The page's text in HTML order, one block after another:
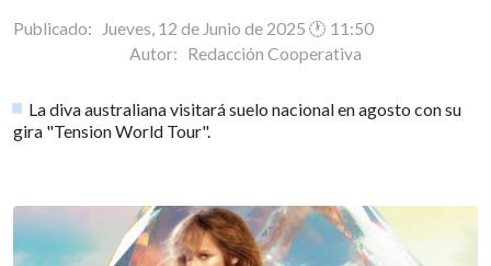
Publicado: Jueves, 12 de Junio de 2025 🕐 11:50
Autor: Redacción Cooperativa
La diva australiana visitará suelo nacional en agosto con su
gira "Tension World Tour".